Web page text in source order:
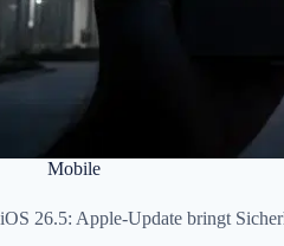
Mobile
iOS 26.5: Apple-Update bringt